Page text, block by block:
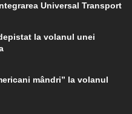
Universal Transport
la volanul unei
mândri” la volanul